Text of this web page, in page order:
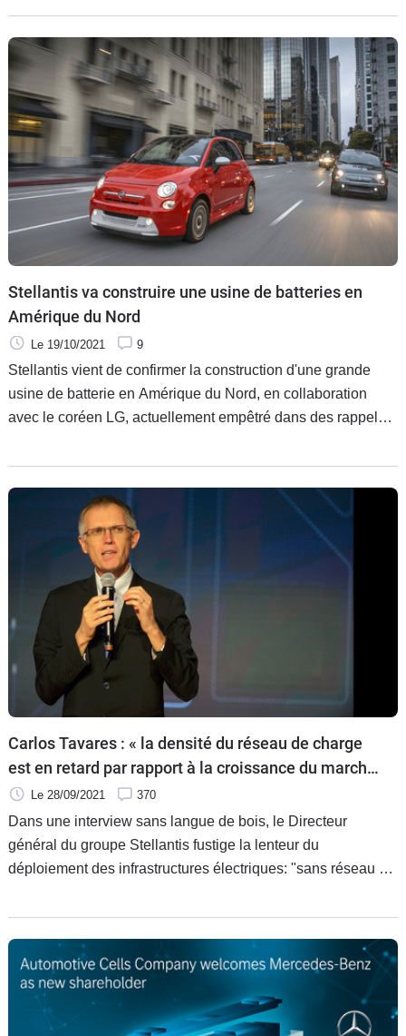
Stellantis va construire une usine de batteries en
Amérique du Nord
Le 19/10/2021 9
Stellantis vient de confirmer la construction d'une grande
usine de batterie en Amérique du Nord, en collaboration
avec le coréen LG, actuellement empêtré dans des rappels
Carlos Tavares : « la densité du réseau de charge
est en retard par rapport à la croissance du marché
»
Le 28/09/2021 370
Dans une interview sans langue de bois, le Directeur
général du groupe Stellantis fustige la lenteur du
déploiement des infrastructures électriques: "sans réseau de
confiance."